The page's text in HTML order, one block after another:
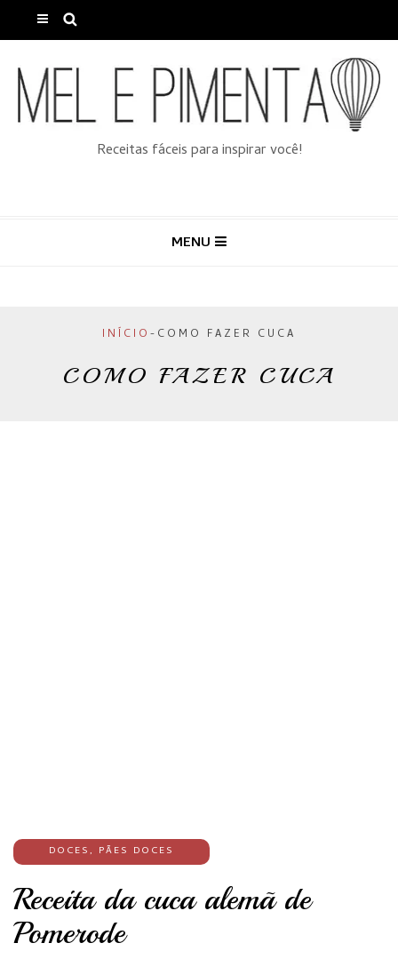
Receitas fáceis para inspirar você!
MENU
INÍCIO - COMO FAZER CUCA
COMO FAZER CUCA
DOCES, PÃES DOCES
Receita da cuca alemã de
Pomerode